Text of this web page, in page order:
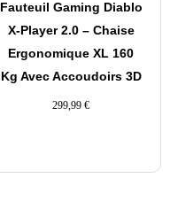
Fauteuil Gaming Diablo
X-Player 2.0 – Chaise
Ergonomique XL 160
Kg Avec Accoudoirs 3D
299,99 €